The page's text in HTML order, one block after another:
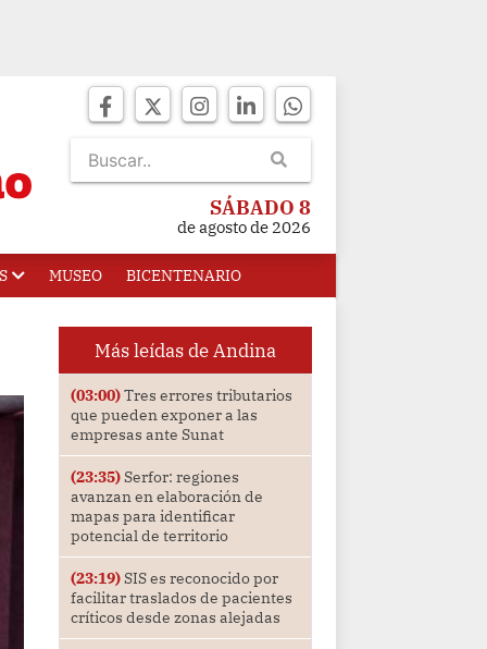
SÁBADO 8
de agosto de 2026
MUSEO BICENTENARIO
Más leídas de Andina
(03:00)Tres errores tributarios
que pueden exponer a las
empresas ante Sunat
(23:35)Serfor: regiones
avanzan en elaboración de
mapas para identificar
potencial de territorio
(23:19)SIS es reconocido por
facilitar traslados de pacientes
críticos desde zonas alejadas